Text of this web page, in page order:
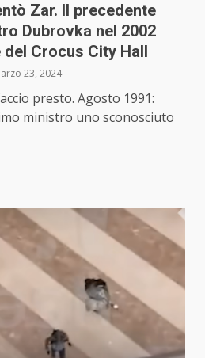
Zar. Il precedente
Dubrovka nel 2002
Crocus City Hall
23, 2024
presto. Agosto 1991:
ministro uno sconosciuto